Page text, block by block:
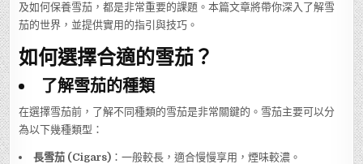
及如何保養雪茄，都是非常重要的課題。本篇文章將帶你深入了解雪
茄的世界，並提供實用的指引與技巧。
如何選擇合適的雪茄？
了解雪茄的種類
在選擇雪茄前，了解不同種類的雪茄是非常關鍵的。雪茄主要可以分
為以下幾種類型：
長雪茄 (Cigars) ：一般較長，適合慢慢享用，煙味較濃。